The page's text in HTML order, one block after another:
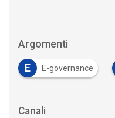
Argomenti
E E-governance
Canali